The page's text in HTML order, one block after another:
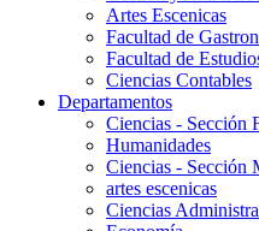
Artes Escenicas
Facultad de
Facultad de
Ciencias Contables
Departamentos
Ciencias - Sección
Humanidades
Ciencias - Sección
artes escenicas
Ciencias